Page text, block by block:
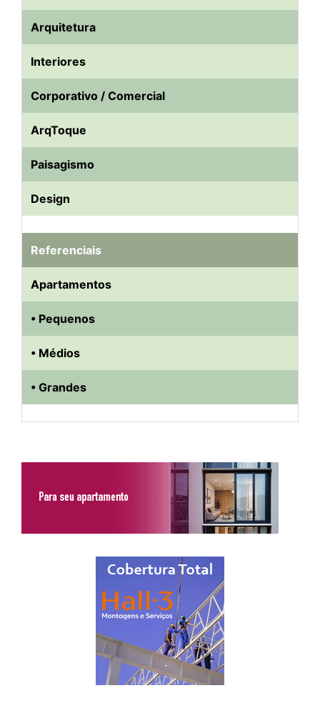
Arquitetura
Interiores
Corporativo / Comercial
ArqToque
Paisagismo
Design
Referenciais
Apartamentos
• Pequenos
• Médios
• Grandes